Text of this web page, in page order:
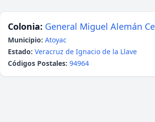
Colonia: General Miguel Alemán
Municipio: Atoyac
Estado: Veracruz de Ignacio de la Llave
Códigos Postales: 94964